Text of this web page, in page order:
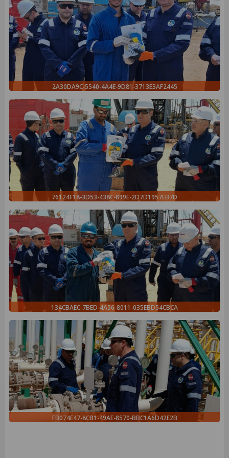
2A30DA9C-5540-4A4E-9D81-3713E3AF2445
76124F18-3D53-438C-899E-2D7D1957EB7D
134CBAEC-7BED-4A56-8011-035EBD54CBCA
FB074E47-8CB1-49AE-8570-BBC1A6D42E2B